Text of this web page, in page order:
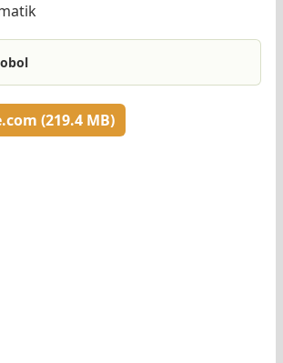
(219.4 MB)